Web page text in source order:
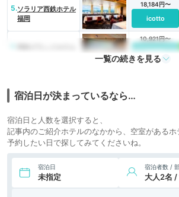
5.ソラリア西鉄ホテル
福岡
18,184円〜
icotto
10,921円〜
icotto
ザ スタイル 福岡）
8.HOTEL GREGES
9.THE LUIGANS Spa
＆Resort（ザ・ル
イガンズ スパ＆リ
ゾート）
icotto
10.A Good Day
Fukuoka
4,988円〜
一覧の続きを見る
宿泊日が決まっているなら…
宿泊日と人数を選択すると、
記事内のご紹介ホテルのなかから、空室があるホ
予約したい日で探してみてくださいね。
宿泊日
未指定
宿泊者数 /
大人2名 /